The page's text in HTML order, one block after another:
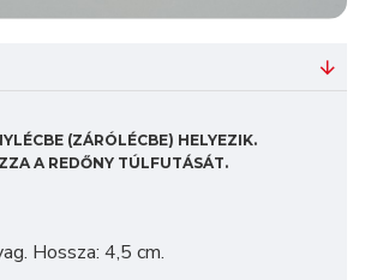
(ZÁRÓLÉCBE) HELYEZIK.
A REDŐNY TÚLFUTÁSÁT.
Hossza: 4,5 cm.